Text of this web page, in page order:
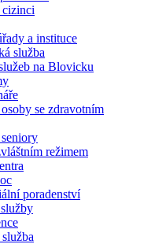
a instituce
služba
na Blovicku
se zdravotním
režimem
poradenství